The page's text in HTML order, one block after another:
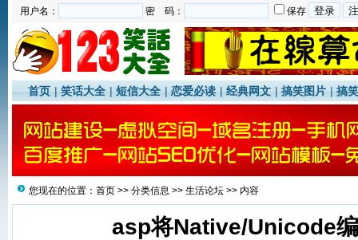
用户名： 密 码： 保存
首页 |笑话大全 |短信大全 |恋爱必读 |经典网文 |搞笑图片 |搞
您现在的位置： 首页 >> 分类信息 >> 生活论坛 >> 内容
asp将Native/Unicode